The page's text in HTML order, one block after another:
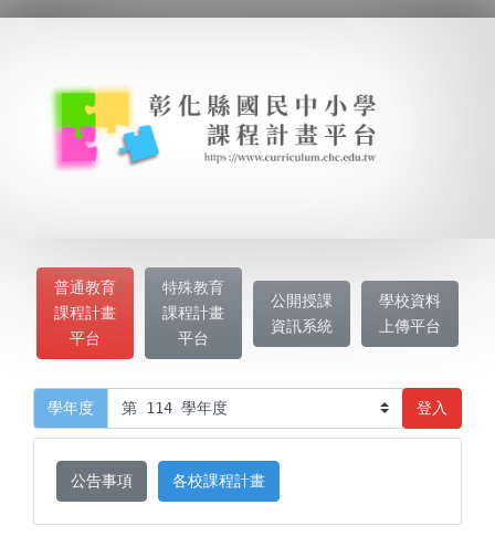
普通教育
課程計畫
平台
特殊教育
課程計畫
平台
公開授課
資訊系統
學校資料
上傳平台
學年度 登入
公告事項 各校課程計畫